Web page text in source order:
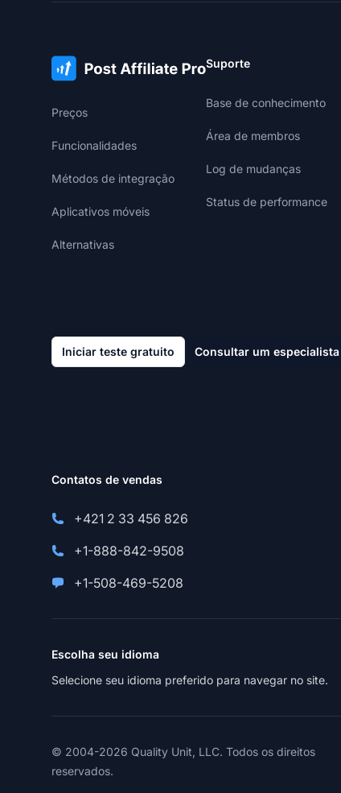
Preços
Funcionalidades
Métodos de integração
Aplicativos móveis
Alternativas
Suporte
Base de conhecimento
Área de membros
Log de mudanças
Status de performance
Iniciar teste gratuito Consultar um especialista
Contatos de vendas
+421 2 33 456 826
+1-888-842-9508
+1-508-469-5208
Escolha seu idioma
Selecione seu idioma preferido para navegar no site.
© 2004-2026 Quality Unit, LLC. Todos os direitos
reservados.